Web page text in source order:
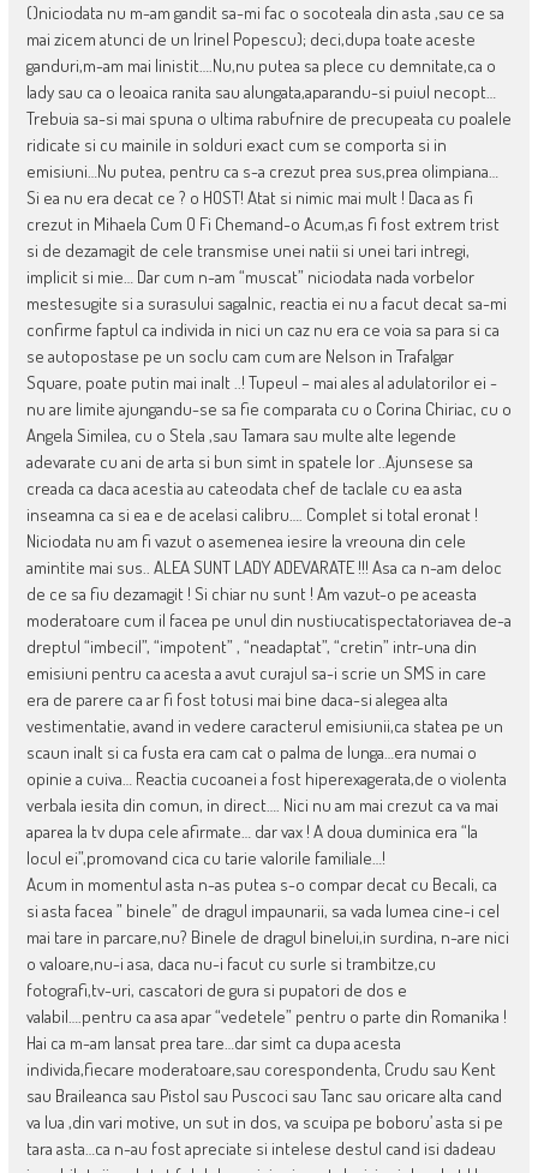
()niciodata nu m-am gandit sa-mi fac o socoteala din asta ,sau ce sa
mai zicem atunci de un Irinel Popescu); deci,dupa toate aceste
ganduri,m-am mai linistit….Nu,nu putea sa plece cu demnitate,ca o
lady sau ca o leoaica ranita sau alungata,aparandu-si puiul necopt…
Trebuia sa-si mai spuna o ultima rabufnire de precupeata cu poalele
ridicate si cu mainile in solduri exact cum se comporta si in
emisiuni…Nu putea, pentru ca s-a crezut prea sus,prea olimpiana…
Si ea nu era decat ce ? o HOST! Atat si nimic mai mult ! Daca as fi
crezut in Mihaela Cum O Fi Chemand-o Acum,as fi fost extrem trist
si de dezamagit de cele transmise unei natii si unei tari intregi,
implicit si mie… Dar cum n-am “muscat” niciodata nada vorbelor
mestesugite si a surasului sagalnic, reactia ei nu a facut decat sa-mi
confirme faptul ca individa in nici un caz nu era ce voia sa para si ca
se autopostase pe un soclu cam cum are Nelson in Trafalgar
Square, poate putin mai inalt ..! Tupeul – mai ales al adulatorilor ei -
nu are limite ajungandu-se sa fie comparata cu o Corina Chiriac, cu o
Angela Similea, cu o Stela ,sau Tamara sau multe alte legende
adevarate cu ani de arta si bun simt in spatele lor ..Ajunsese sa
creada ca daca acestia au cateodata chef de taclale cu ea asta
inseamna ca si ea e de acelasi calibru…. Complet si total eronat !
Niciodata nu am fi vazut o asemenea iesire la vreouna din cele
amintite mai sus.. ALEA SUNT LADY ADEVARATE !!! Asa ca n-am deloc
de ce sa fiu dezamagit ! Si chiar nu sunt ! Am vazut-o pe aceasta
moderatoare cum il facea pe unul din nustiucatispectatoriavea de-a
dreptul “imbecil”, “impotent” , “neadaptat”, “cretin” intr-una din
emisiuni pentru ca acesta a avut curajul sa-i scrie un SMS in care
era de parere ca ar fi fost totusi mai bine daca-si alegea alta
vestimentatie, avand in vedere caracterul emisiunii,ca statea pe un
scaun inalt si ca fusta era cam cat o palma de lunga…era numai o
opinie a cuiva… Reactia cucoanei a fost hiperexagerata,de o violenta
verbala iesita din comun, in direct…. Nici nu am mai crezut ca va mai
aparea la tv dupa cele afirmate… dar vax ! A doua duminica era “la
locul ei”,promovand cica cu tarie valorile familiale…!
Acum in momentul asta n-as putea s-o compar decat cu Becali, ca
si asta facea ” binele” de dragul impaunarii, sa vada lumea cine-i cel
mai tare in parcare,nu? Binele de dragul binelui,in surdina, n-are nici
o valoare,nu-i asa, daca nu-i facut cu surle si trambitze,cu
fotografi,tv-uri, cascatori de gura si pupatori de dos e
valabil….pentru ca asa apar “vedetele” pentru o parte din Romanika !
Hai ca m-am lansat prea tare…dar simt ca dupa acesta
individa,fiecare moderatoare,sau corespondenta, Crudu sau Kent
sau Braileanca sau Pistol sau Puscoci sau Tanc sau oricare alta cand
va lua ,din vari motive, un sut in dos, va scuipa pe boboru’ asta si pe
tara asta…ca n-au fost apreciate si intelese destul cand isi dadeau